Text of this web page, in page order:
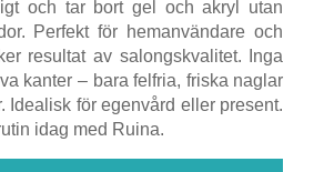
och tar bort gel och akryl utan
Perfekt för hemanvändare och
resultat av salongskvalitet. Inga
kanter – bara felfria, friska naglar
Idealisk för egenvård eller present.
idag med Ruina.